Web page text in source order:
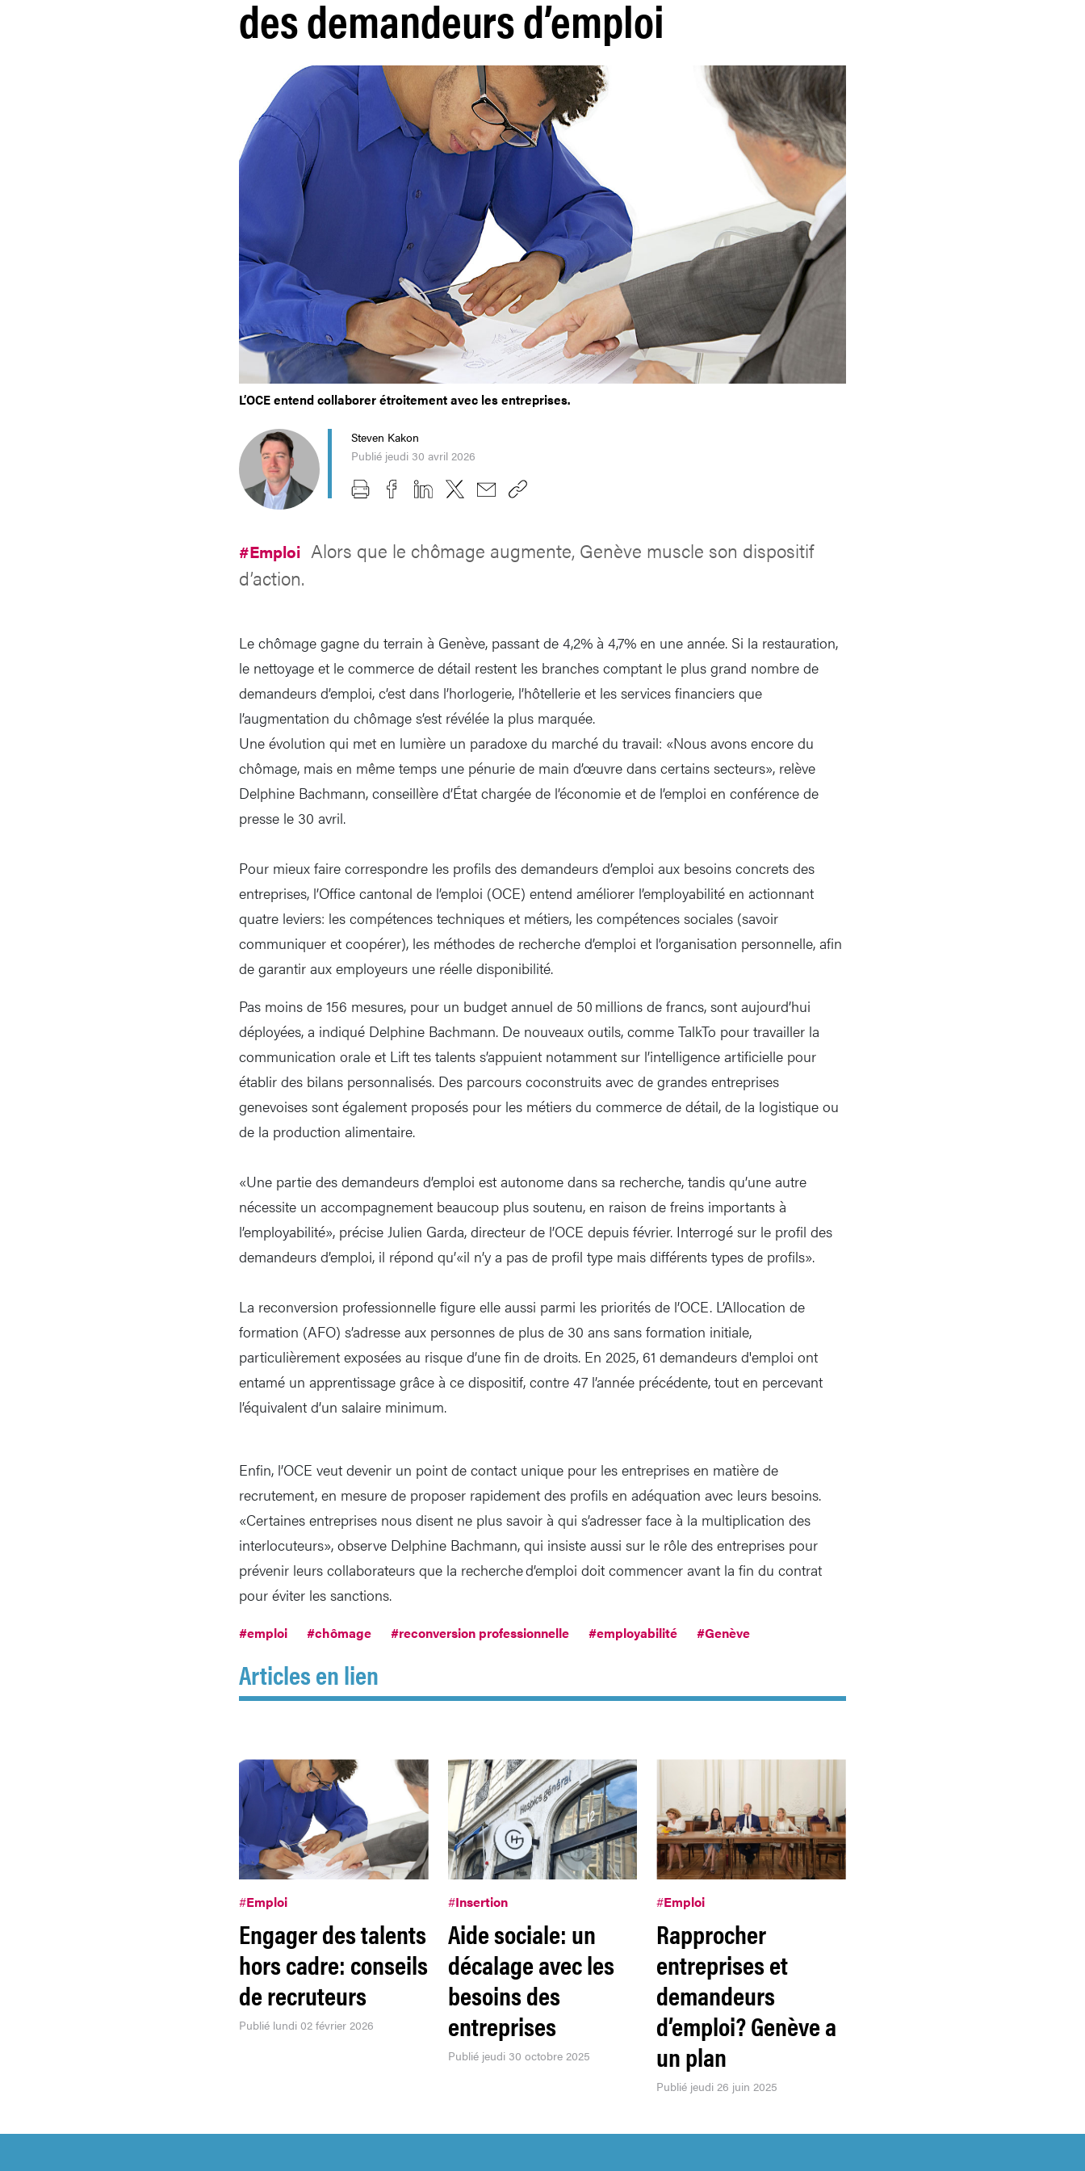
des demandeurs d’emploi
L’OCE entend collaborer étroitement avec les entreprises.
Steven Kakon
Publié jeudi 30 avril 2026
#Emploi Alors que le chômage augmente, Genève muscle son dispositif
d’action.
Le chômage gagne du terrain à Genève, passant de 4,2% à 4,7% en une année. Si la restauration,
le nettoyage et le commerce de détail restent les branches comptant le plus grand nombre de
demandeurs d’emploi, c’est dans l’horlogerie, l’hôtellerie et les services financiers que
l’augmentation du chômage s’est révélée la plus marquée.
Une évolution qui met en lumière un paradoxe du marché du travail: «Nous avons encore du
chômage, mais en même temps une pénurie de main d’œuvre dans certains secteurs», relève
Delphine Bachmann, conseillère d’État chargée de l’économie et de l’emploi en conférence de
presse le 30 avril.
Pour mieux faire correspondre les profils des demandeurs d’emploi aux besoins concrets des
entreprises, l’Office cantonal de l’emploi (OCE) entend améliorer l’employabilité en actionnant
quatre leviers: les compétences techniques et métiers, les compétences sociales (savoir
communiquer et coopérer), les méthodes de recherche d’emploi et l’organisation personnelle, afin
de garantir aux employeurs une réelle disponibilité.
Pas moins de 156 mesures, pour un budget annuel de 50 millions de francs, sont aujourd’hui
déployées, a indiqué Delphine Bachmann. De nouveaux outils, comme TalkTo pour travailler la
communication orale et Lift tes talents s’appuient notamment sur l’intelligence artificielle pour
établir des bilans personnalisés. Des parcours coconstruits avec de grandes entreprises
genevoises sont également proposés pour les métiers du commerce de détail, de la logistique ou
de la production alimentaire.
«Une partie des demandeurs d’emploi est autonome dans sa recherche, tandis qu’une autre
nécessite un accompagnement beaucoup plus soutenu, en raison de freins importants à
l’employabilité», précise Julien Garda, directeur de l’OCE depuis février. Interrogé sur le profil des
demandeurs d’emploi, il répond qu’«il n’y a pas de profil type mais différents types de profils».
La reconversion professionnelle figure elle aussi parmi les priorités de l’OCE. L’Allocation de
formation (AFO) s’adresse aux personnes de plus de 30 ans sans formation initiale,
particulièrement exposées au risque d’une fin de droits. En 2025, 61 demandeurs d'emploi ont
entamé un apprentissage grâce à ce dispositif, contre 47 l’année précédente, tout en percevant
l’équivalent d’un salaire minimum.
Enfin, l’OCE veut devenir un point de contact unique pour les entreprises en matière de
recrutement, en mesure de proposer rapidement des profils en adéquation avec leurs besoins.
«Certaines entreprises nous disent ne plus savoir à qui s’adresser face à la multiplication des
interlocuteurs», observe Delphine Bachmann, qui insiste aussi sur le rôle des entreprises pour
prévenir leurs collaborateurs que la recherche d’emploi doit commencer avant la fin du contrat
pour éviter les sanctions.
#emploi #chômage #reconversion professionnelle #employabilité #Genève
Articles en lien
#Emploi
Engager des talents
hors cadre: conseils
de recruteurs
Publié lundi 02 février 2026
#Insertion
Aide sociale: un
décalage avec les
besoins des
entreprises
Publié jeudi 30 octobre 2025
#Emploi
Rapprocher
entreprises et
demandeurs
d’emploi? Genève a
un plan
Publié jeudi 26 juin 2025